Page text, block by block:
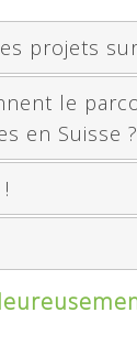
projets
le
en Suisse ?